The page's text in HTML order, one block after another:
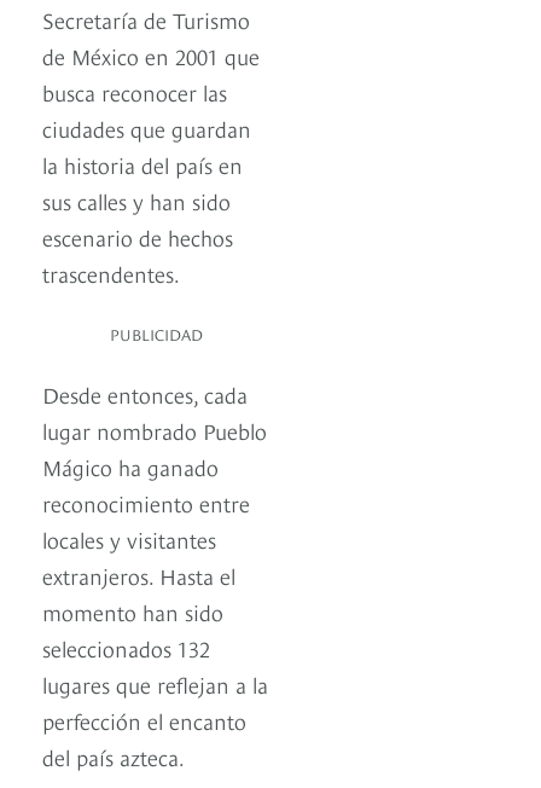
Secretaría de Turismo
de México en 2001 que
busca reconocer las
ciudades que guardan
la historia del país en
sus calles y han sido
escenario de hechos
trascendentes.
PUBLICIDAD
Desde entonces, cada
lugar nombrado Pueblo
Mágico ha ganado
reconocimiento entre
locales y visitantes
extranjeros. Hasta el
momento han sido
seleccionados 132
lugares que reflejan a la
perfección el encanto
del país azteca.